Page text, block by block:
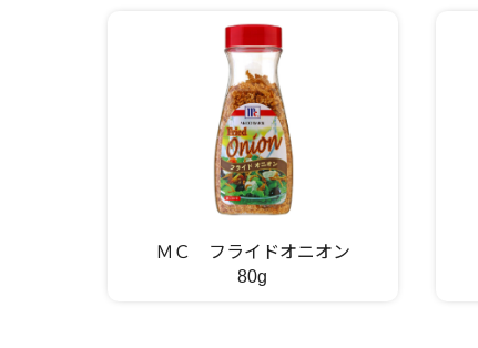
ＭＣ フライドオニオン
80g